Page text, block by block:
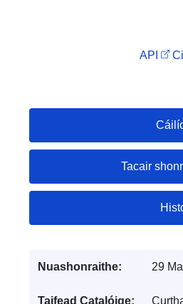
API
Tacair
Nuashonraithe: 29
Taifead Catalóige: